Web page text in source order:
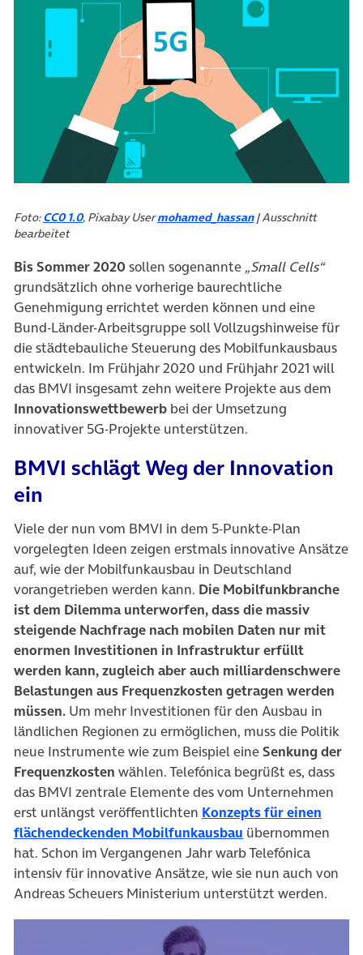
Foto:CC0 1.0, Pixabay Usermohamed_hassan| Ausschnitt
bearbeitet
Bis Sommer 2020sollen sogenannte „Small Cells“
grundsätzlich ohne vorherige baurechtliche
Genehmigung errichtet werden können und eine
Bund-Länder-Arbeitsgruppe soll Vollzugshinweise für
die städtebauliche Steuerung des Mobilfunkausbaus
entwickeln. Im Frühjahr 2020 und Frühjahr 2021 will
das BMVI insgesamt zehn weitere Projekte aus dem
Innovationswettbewerb bei der Umsetzung
innovativer 5G-Projekte unterstützen.
BMVI schlägt Weg der Innovation
ein
Viele der nun vom BMVI in dem 5-Punkte-Plan
vorgelegten Ideen zeigen erstmals innovative Ansätze
auf, wie der Mobilfunkausbau in Deutschland
vorangetrieben werden kann. Die Mobilfunkbranche
ist dem Dilemma unterworfen, dass die massiv
steigende Nachfrage nach mobilen Daten nur mit
enormen Investitionen in Infrastruktur erfüllt
werden kann, zugleich aber auch milliardenschwere
Belastungen aus Frequenzkosten getragen werden
müssen. Um mehr Investitionen für den Ausbau in
ländlichen Regionen zu ermöglichen, muss die Politik
neue Instrumente wie zum Beispiel eineSenkung der
Frequenzkosten wählen. Telefónica begrüßt es, dass
das BMVI zentrale Elemente des vom Unternehmen
erst unlängst veröffentlichten Konzepts für einen
flächendeckenden Mobilfunkausbau (öffnet in neuem
übernommen
hat. Schon im Vergangenen Jahr warb Telefónica
intensiv für innovative Ansätze, wie sie nun auch von
Andreas Scheuers Ministerium unterstützt werden.